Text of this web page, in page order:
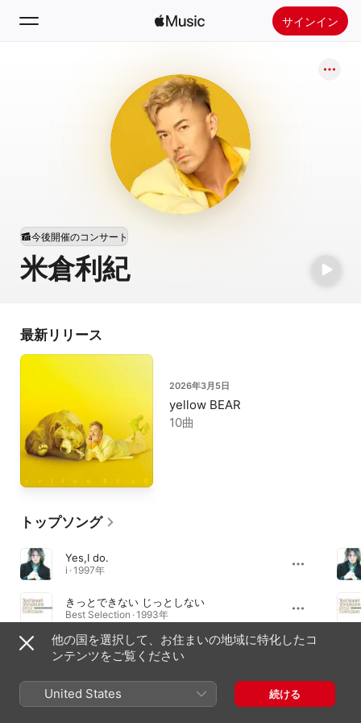
サインイン
新着おすすめ
Apple Musicをインストール
米倉利紀
今後開催のコンサート
最新リリース
2026年3月5日
yellow BEAR
10曲
トップソング
Yes,I do.
i · 1997年
きっとできない じっとしない
Best Selection · 1993年
非情階段 feat. 米倉利紀 (Radio Mix)
SINGLES Ⅱ · 1994年
他の国を選択して、お住まいの地域に特化したコ
ンテンツをご覧ください
United States 続ける